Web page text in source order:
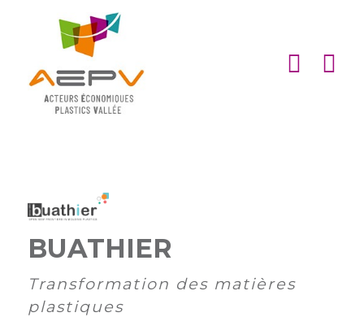
ACCUEIL
ASSOCIATION
Matinales
afterworks
Devenir
membre
PARTENARIATS
EMPLOI
ACTUALITÉS
BUATHIER
Transformation des matières
plastiques
Cookies management panel